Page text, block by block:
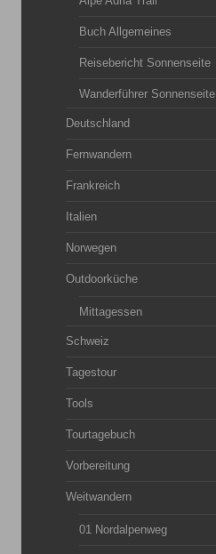
Buch Allgemeines
Reisebericht Sonnenseite
Wanderführer Sonnenseite
Deutschland
Fernwandern
Frankreich
Italien
Norwegen
Outdoorküche
Mittagessen
Schweiz
Tagestour
Tools
Tourtagebuch
Vorbereitung
Weitwandern
01 Nordalpenweg